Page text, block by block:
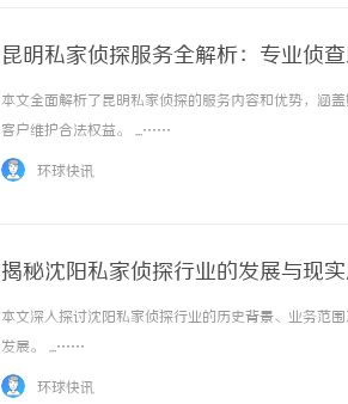
昆明私家侦探服务全解析：专业侦
本文全面解析了昆明私家侦探的服务内容和优势，涵
客户维护合法权益。 ...……
环球快讯
揭秘沈阳私家侦探行业的发展与现实
本文深入探讨沈阳私家侦探行业的历史背景、业务范
发展。 ...……
环球快讯